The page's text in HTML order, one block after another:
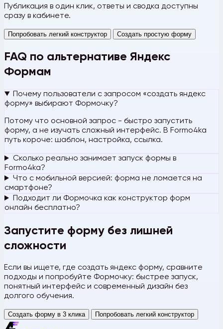
Публикация в один клик, ответы и сводка доступны
сразу в кабинете.
Попробовать легкий конструктор Создать простую форму
FAQ по альтернативе Яндекс
Формам
Почему пользователи с запросом «создать яндекс
форму» выбирают Формочку?
Потому что основной запрос - быстро запустить
форму, а не изучать сложный интерфейс. В Formo4ka
путь короче: шаблон, настройка, ссылка.
Сколько реально занимает запуск формы в
Formo4ka?
Что с мобильной версией: форма не ломается на
смартфоне?
Подходит ли Формочка как конструктор форм
онлайн бесплатно?
Запустите форму без лишней
сложности
Если вы ищете, где создать яндекс форму, сравните
подходы и попробуйте Формочку: быстрее запуск,
понятный интерфейс и современный дизайн без
долгого обучения.
Создать форму в 3 клика Попробовать легкий конструктор